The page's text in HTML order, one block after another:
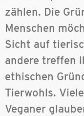
zählen. Die
Menschen
Sicht auf
andere treffen
ethischen
Tierwohls.
Veganer